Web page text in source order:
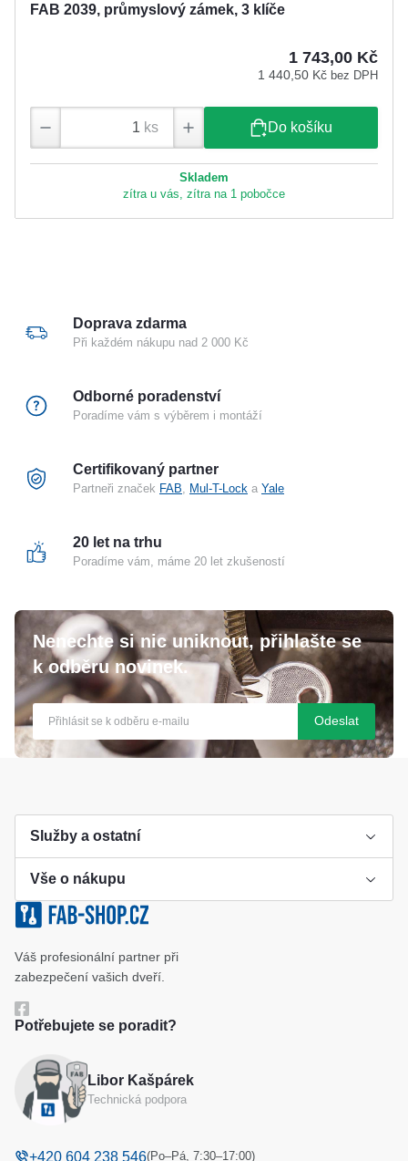
FAB 2039, průmyslový zámek, 3 klíče
1 743,00 Kč
1 440,50 Kč bez DPH
ks Do košíku
Skladem
zítra u vás, zítra na 1 pobočce
Doprava zdarma
Při každém nákupu nad 2 000 Kč
Odborné poradenství
Poradíme vám s výběrem i montáží
Certifikovaný partner
Partneři značek FAB Mul-T-Lock a Yale
20 let na trhu
Poradíme vám, máme 20 let zkušeností
Nenechte si nic uniknout, přihlašte se
k odběru novinek.
Odeslat
Služby a ostatní
Výroba klíče
Klíčové systémy
Katalog
Vše o nákupu
Cookies a podmínky používání
Ochrana osobních údajů
Odstoupení od kupní smlouvy
Váš profesionální partner při
zabezpečení vašich dveří.
Potřebujete se poradit?
Libor Kašpárek
Technická podpora
+420 604 238 546(Po–Pá, 7:30–17:00)